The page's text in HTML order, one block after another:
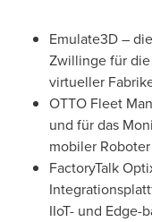
Emulate3D –
Zwillinge für
virtueller
OTTO Fleet
und für das
mobiler Roboter
FactoryTalk
IIoT- und